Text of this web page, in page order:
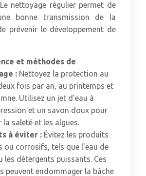
nettoyage régulier permet de
bonne transmission de la
prévenir le développement de
et méthodes de
: Nettoyez la protection au
fois par an, au printemps et
Utilisez un jet d’eau à
et un savon doux pour
la saleté et les algues.
à éviter : Évitez les produits
ou corrosifs, tels que l’eau de
les détergents puissants. Ces
peuvent endommager la bâche